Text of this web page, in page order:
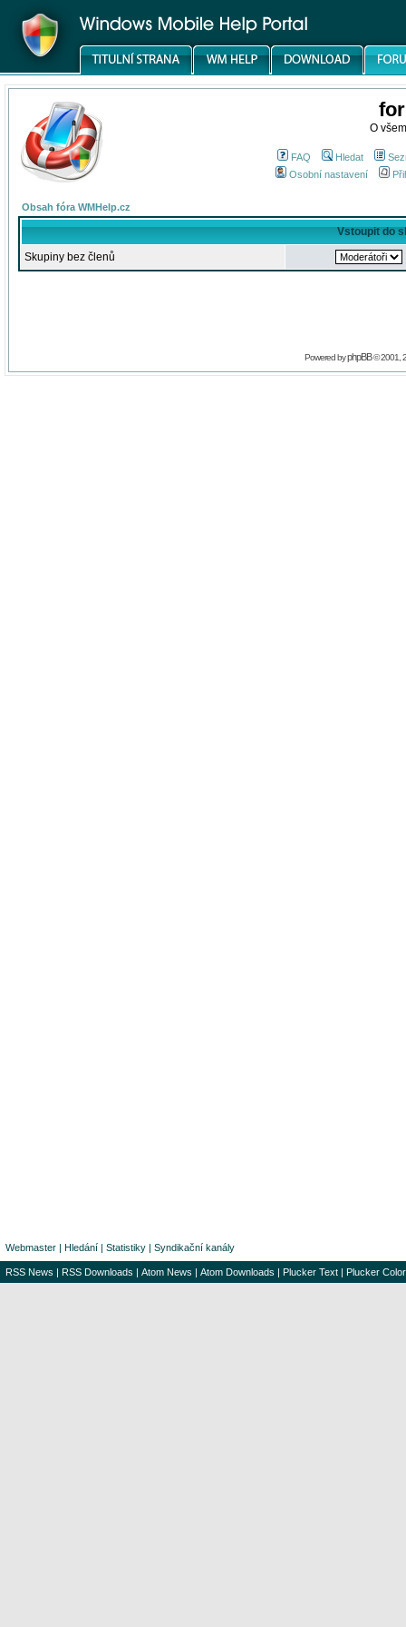
O
FAQ Hledat
Osobní nastavení
Obsah fóra WMHelp.cz
Vstoupit do
Skupiny bez členů
Powered byphpBB© 2001,
Webmaster | Hledání | Statistiky | Syndikační kanály
RSS News | RSS Downloads | Atom News | Atom Downloads | Plucker Text | Plucker Color